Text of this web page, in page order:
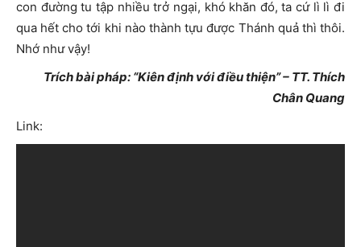
con đường tu tập nhiều trở ngại, khó khăn đó, ta cứ lì lì đi
qua hết cho tới khi nào thành tựu được Thánh quả thì thôi.
Nhớ như vậy!
Trích bài pháp: “Kiên định với điều thiện” – TT. Thích
Chân Quang
Link: